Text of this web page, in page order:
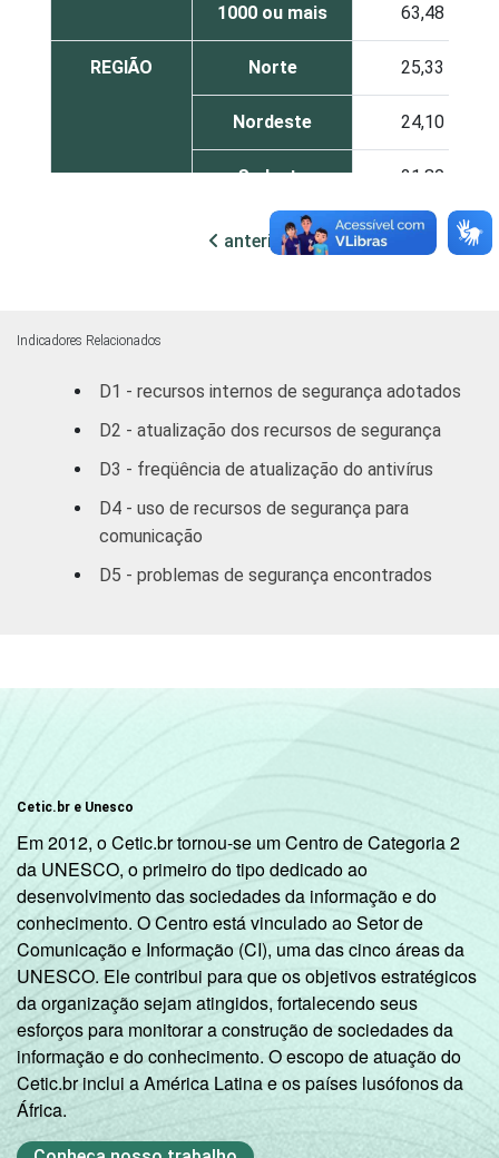
1000 ou mais 63,48
REGIÃO Norte 25,33
Nordeste 24,10
Sudeste 21,80
Sul 20,91
MERCADOS
ATUAÇÃO -
CNAE
Construção 22,12
Comércio/
Reparação de
18,29
Hotel/
Armaz./
28,30
serviços
Ativ. Cinema/
Vídeo/ Rádio/
TV
23,29
Base: 2.437 empresas com acesso à
internet, com 10 funcionários ou mais, que
constituem os seguintes segmentos da
CNAE: seção D, F, G, I, K e grupos 55.1, 55.2,
92.1 e 92.2. Respostas múltiplas referentes
anterior próxima
Indicadores Relacionados
D1 - recursos internos de segurança adotados
D2 - atualização dos recursos de segurança
D3 - freqüência de atualização do antivírus
D4 - uso de recursos de segurança para
comunicação
D5 - problemas de segurança encontrados
Cetic.br e Unesco
Em 2012, o Cetic.br tornou-se um Centro de Categoria 2
da UNESCO, o primeiro do tipo dedicado ao
desenvolvimento das sociedades da informação e do
conhecimento. O Centro está vinculado ao Setor de
Comunicação e Informação (CI), uma das cinco áreas da
UNESCO. Ele contribui para que os objetivos estratégicos
da organização sejam atingidos, fortalecendo seus
esforços para monitorar a construção de sociedades da
informação e do conhecimento. O escopo de atuação do
Cetic.br inclui a América Latina e os países lusófonos da
África.